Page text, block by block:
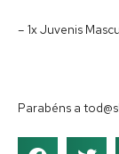
– 1x Juvenis
Parabéns a tod@s!